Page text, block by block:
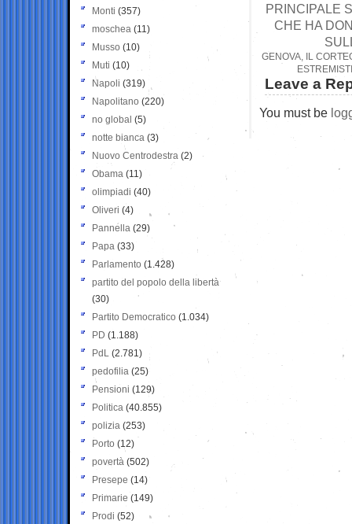
PRINCIPALE
CHE HA
GENOVA, IL
Leave a
You must be
Monti (357)
moschea (11)
Musso (10)
Muti (10)
Napoli (319)
Napolitano (220)
no global (5)
notte bianca (3)
Nuovo Centrodestra (2)
Obama (11)
olimpiadi (40)
Oliveri (4)
Pannella (29)
Papa (33)
Parlamento (1.428)
partito del popolo della libertà
(30)
Partito Democratico (1.034)
PD (1.188)
PdL (2.781)
pedofilia (25)
Pensioni (129)
Politica (40.855)
polizia (253)
Porto (12)
povertà (502)
Presepe (14)
Primarie (149)
Prodi (52)